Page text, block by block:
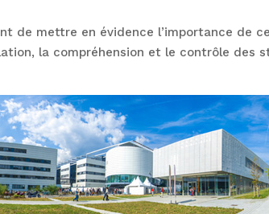
de mettre en évidence l’importance de
la compréhension et le contrôle des